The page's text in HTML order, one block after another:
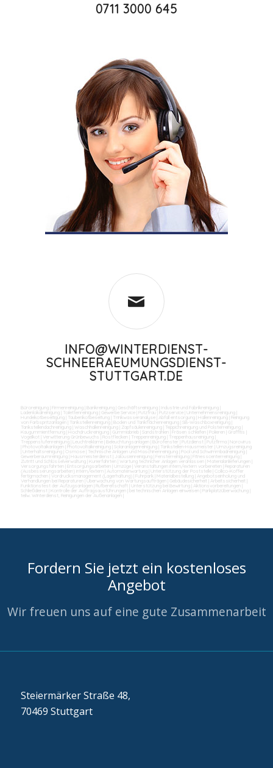
0711 3000 645
INFO@WINTERDIENST-
SCHNEERAEUMUNGSDIENST-
STUTTGART.DE
Büroreinigung| Firmenreinigung| Bankreinigung| Geschäftsreinigung| Industrie und Fabrikreinigung|
Ladenlokalreinigung| Toilettenreinigung| Gewerbe Service| Putzfrau| Putzservice| Unternehmensreinigung|
Hundekotbeseitigung| Taubenkotbeseitung| Trinkwasseranalyse| Abfall entsorgung| Hallenreinigung| Reinigung
von Farbspritzanlagen
Tankstellenreinigung| Boden und Tankflächenreinigung| SB-Waschboxreinigung|
Tankstellendachreinigung| Waschhallenreinigung| Zapfsäulenreinigung| Teppichreinigung und Polsterreinigung|
Kaugummientfernung| Hochdruckreinigung| Gummiabrieb| Sandstrahlen Fräsen schleifen Polieren Graffitis
Vogelkot
Verwitterung Grünbewuchs | Rostflecken Treppenreinigung| Treppenhausreinigung|
Treppenstufenreinigung| Leuchtreklame| Beleuchtungsanlagen Bürofenster Putzdienst |Putzfirma| Norovirus
Photovoltaikanlagen Photovoltaikreinigung| Solaranlagenreinigung| Tankstellen-Hausmeister
Umzugsreinigung
Unterhaltsreinigung| Osmose| Technische Anlagen und Maschinenreinigung| Pool und Schwimmbadreinigung|
Gewerberaumreinigung| Hausmeisterdienst Jalousienreinigung| Fensterreinigung| Fitnesscenterreinigung|
Zutritt und Schlüsselverwaltung| Kurierfahrten Wartung technicher Anlagen veranlassen Materialanlieferungen
Versorgungsfahrten
Entsorgungsarbeiten Umzüge| Veranstaltungen intern/extern vorbereiten
Reparaturen
(Ausbesserungsarbeiten) intern/extern
Automatenwartung| Unterstützung der Poststelle|
Collico-Koffer
fertigmachen
Vordrucksmanagement (Lagerhaltung)| Fuhrpark Materialbestellung| Angebotseinholung und
Verhandlungen bei Reparaturen |Überwachung von Wartungsaufträgen Gebäudesicherheit Arbeitssicherheit
Funktionstest der Aufzugsanlagen
Rufbereitschaft Unterstützung bei Bewirtung| Aktionsvorbereitungen
Schließdienst Kontrolle der Auftragsausführungen bei technischen Anlagen einweisen Parkplatzüberwachung|
teilw. Winterdienst, Reinigungen der Außenanlagen
Fordern Sie jetzt ein kostenloses
Angebot
Wir freuen uns auf eine gute Zusammenarbeit
Steiermärker Straße 48,
70469 Stuttgart